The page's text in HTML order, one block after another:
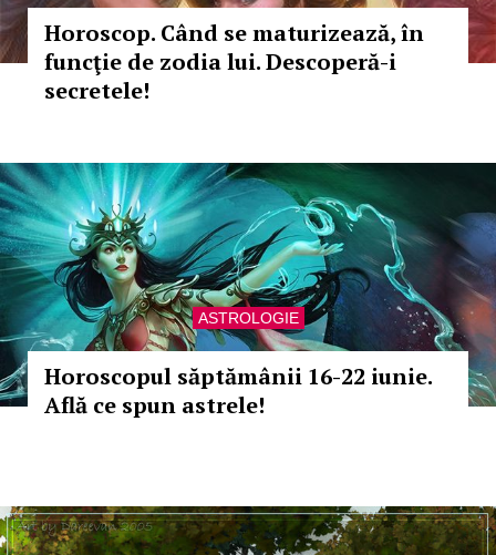
Horoscop. Când se maturizează, în
funcţie de zodia lui. Descoperă-i
secretele!
ASTROLOGIE
Horoscopul săptămânii 16-22 iunie.
Află ce spun astrele!